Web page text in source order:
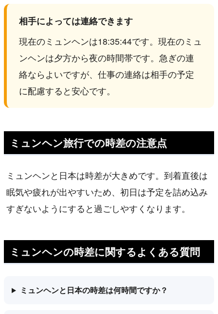
相手によっては連絡できます
現在のミュンヘンは18:35:44です。現在のミュ
ンヘンは夕方から夜の時間帯です。急ぎの連
絡ならよいですが、仕事の連絡は相手の予定
に配慮すると安心です。
ミュンヘン旅行での時差の注意点
ミュンヘンと日本は時差が大きめです。到着直後は
眠気や疲れが出やすいため、初日は予定を詰め込み
すぎないようにすると過ごしやすくなります。
ミュンヘンの時差に関するよくある質問
ミュンヘンと日本の時差は何時間ですか？